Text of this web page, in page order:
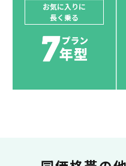
他にはないサービスが
イント運用も！
ポイ
お気に入りに
長く乗る